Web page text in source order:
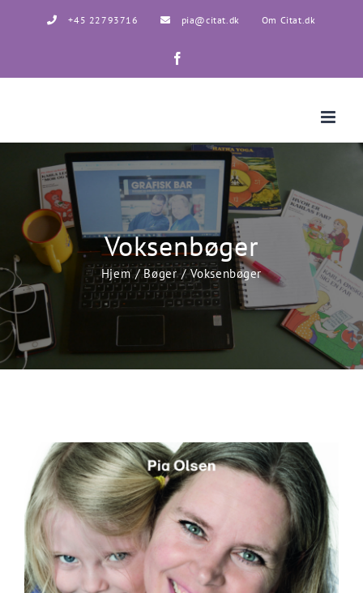
+45 22793716 pia@citat.dk Om Citat.dk
Voksenbøger
Hjem Bøger Voksenbøger